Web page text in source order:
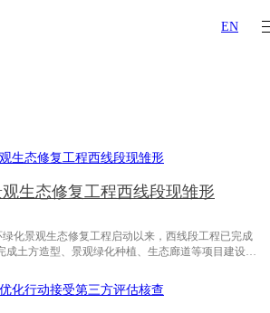
EN
生态修复工程西线段现雏形
绿化景观生态修复工程启动以来，西线段工程已完成
成土方造型、景观绿化种植、生态廊道等项目建设。
持续、可识别”理念的基础上，引入海绵城市的相关
空间资源与河道水系的基础上，以“春夏秋冬”为主